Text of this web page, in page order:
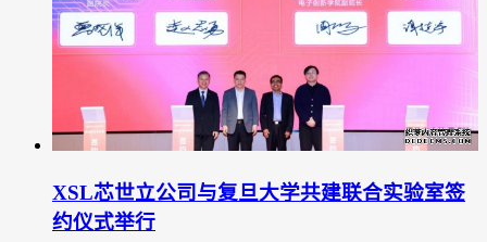
XSL芯世立公司与复旦大学共建联合实验室签
约仪式举行